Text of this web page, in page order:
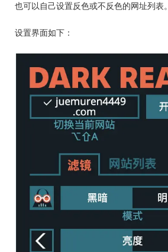
也可以自己设置反色或不反色的网址列表。
设置界面如下：